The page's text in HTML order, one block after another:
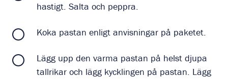
hastigt. Salta och peppra.
Koka pastan enligt anvisningar på paketet.
Lägg upp den varma pastan på helst djupa
tallrikar och lägg kycklingen på pastan. Lägg